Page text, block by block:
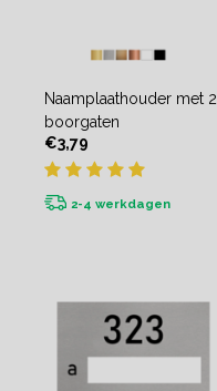
Naamplaathouder met 2
boorgaten
€3,79
2-4 werkdagen